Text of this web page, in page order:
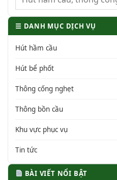
☰ DANH MỤC DỊCH VỤ
Hút hầm cầu
Hút bể phốt
Thông cống nghẹt
Thông bồn cầu
Khu vực phục vụ
Tin tức
BÀI VIẾT NỔI BẬT